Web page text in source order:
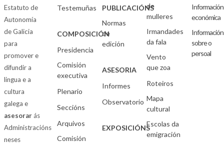
Estatuto de
Autonomía
de Galicia
para
promover e
difundir a
lingua e a
cultura
galega e
asesorarás
Administracións
neses
Testemuñas
COMPOSICIÓN
Presidencia
Comisión
executiva
Plenario
Seccións
Arquivos
Comisión
PUBLICACIÓNS
Normas
de
edición
ASESORIA
Informes
Observatorio
EXPOSICIÓNS
de
mulleres
Irmandades
da fala
Vento
que zoa
Roteiros
Mapa
cultural
Escolas da
emigración
Información
económica
Información
sobre o
persoal